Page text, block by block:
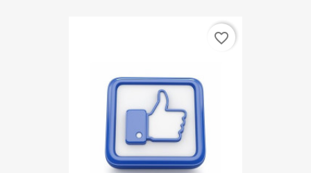
favorite_border